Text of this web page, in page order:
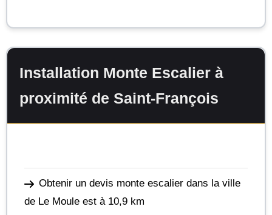
Installation Monte Escalier à
proximité de Saint-François
Obtenir un devis monte escalier dans la ville
de Le Moule est à 10,9 km